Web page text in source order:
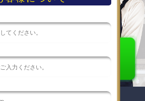
789-986